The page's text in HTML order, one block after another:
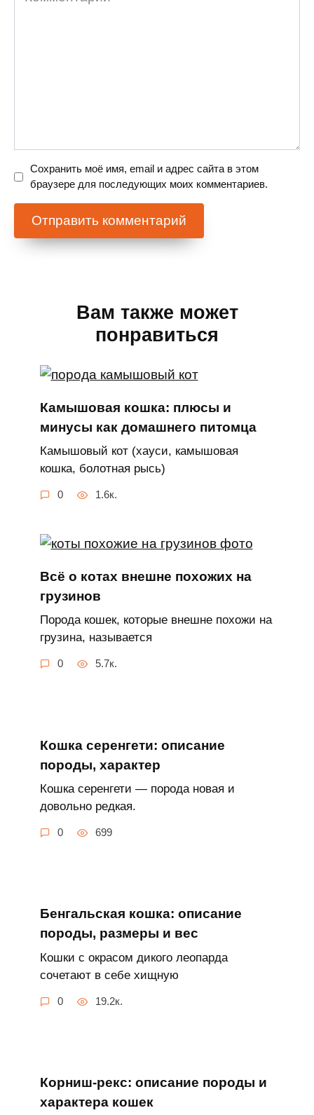
Сохранить моё имя, email и адрес сайта в этом
браузере для последующих моих комментариев.
Вам также может
понравиться
Камышовая кошка: плюсы и
минусы как домашнего питомца
Камышовый кот (хауси, камышовая
кошка, болотная рысь)
0 1.6к.
Всё о котах внешне похожих на
грузинов
Порода кошек, которые внешне похожи на
грузина, называется
0 5.7к.
Кошка серенгети: описание
породы, характер
Кошка серенгети — порода новая и
довольно редкая.
0 699
Бенгальская кошка: описание
породы, размеры и вес
Кошки с окрасом дикого леопарда
сочетают в себе хищную
0 19.2к.
Корниш-рекс: описание породы и
характера кошек